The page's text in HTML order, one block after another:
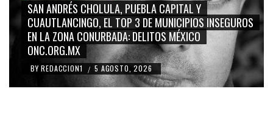
GRACE PALOMARES, NAY SALVATORI, SERGIO MAYER,
CARMEN SALINAS “LA CORCHOLATA”, CUAUHTÉMOC
BLANCO, SILVIA PINAL: LA TRIVIALIZACIÓN Y
RIDICULIZACIÓN DE LA REPRESENTACIÓN CIUDADANA
BY REDACCION1 / 4 AGOSTO, 2026